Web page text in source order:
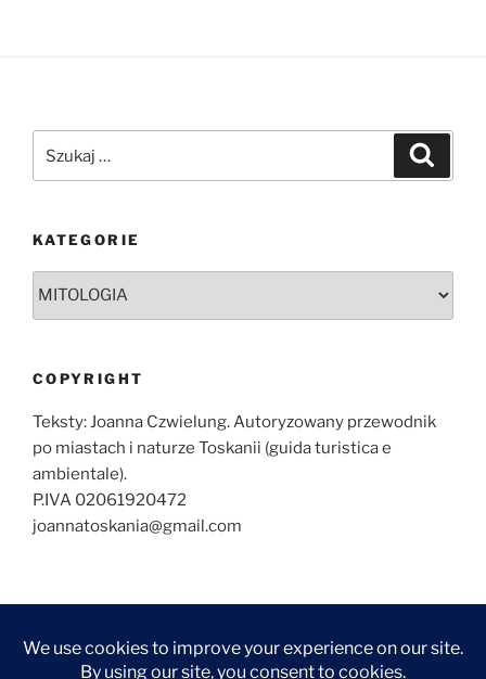
KATEGORIE
Kategorie
COPYRIGHT
Teksty: Joanna Czwielung. Autoryzowany przewodnik
po miastach i naturze Toskanii (guida turistica e
ambientale).
P.IVA 02061920472
joannatoskania@gmail.com
O
ZWIEDZANIEZWIEDZANIEWYCIECZKIKONTAKTNAJCZĘŚCIEJ